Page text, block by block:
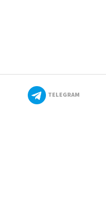
TELEGRAM